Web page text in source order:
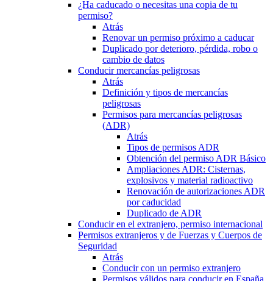
¿Ha caducado o necesitas una copia de tu
permiso?
Atrás
Renovar un permiso próximo a caducar
Duplicado por deterioro, pérdida, robo o
cambio de datos
Conducir mercancías peligrosas
Atrás
Definición y tipos de mercancías
peligrosas
Permisos para mercancías peligrosas
(ADR)
Atrás
Tipos de permisos ADR
Obtención del permiso ADR Básico
Ampliaciones ADR: Cisternas,
explosivos y material radioactivo
Renovación de autorizaciones ADR
por caducidad
Duplicado de ADR
Conducir en el extranjero, permiso internacional
Permisos extranjeros y de Fuerzas y Cuerpos de
Seguridad
Atrás
Conducir con un permiso extranjero